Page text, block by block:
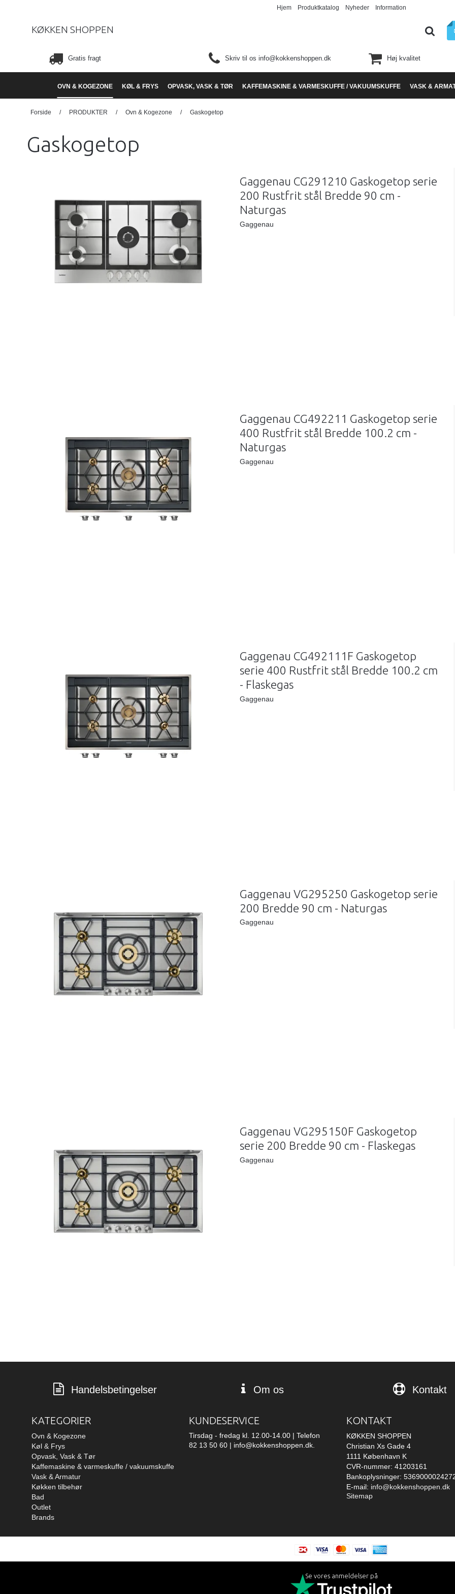
Hjem Produktkatalog Nyheder Information
KØKKEN SHOPPEN
Gratis fragt Skriv til os info@kokkenshoppen.dk Høj kvalitet
OVN & KOGEZONE KØL & FRYS OPVASK, VASK & TØR KAFFEMASKINE & VARMESKUFFE / VAKUUMSKUFFE VASK &
Forside / PRODUKTER / Ovn & Kogezone / Gaskogetop
Gaskogetop
Gaggenau CG291210 Gaskogetop serie
200 Rustfrit stål Bredde 90 cm -
Naturgas
Gaggenau
Gaggenau CG492211 Gaskogetop serie
400 Rustfrit stål Bredde 100.2 cm -
Naturgas
Gaggenau
Gaggenau CG492111F Gaskogetop
serie 400 Rustfrit stål Bredde 100.2 cm
- Flaskegas
Gaggenau
Gaggenau VG295250 Gaskogetop serie
200 Bredde 90 cm - Naturgas
Gaggenau
Gaggenau VG295150F Gaskogetop
serie 200 Bredde 90 cm - Flaskegas
Gaggenau
Handelsbetingelser Om os Kontakt
KATEGORIER
Ovn & Kogezone
Køl & Frys
Opvask, Vask & Tør
Kaffemaskine & varmeskuffe / vakuumskuffe
Vask & Armatur
Køkken tilbehør
Bad
Outlet
Brands
KUNDESERVICE
Tirsdag - fredag kl. 12.00-14.00 | Telefon
82 13 50 60 | info@kokkenshoppen.dk.
KONTAKT
KØKKEN SHOPPEN
Christian Xs Gade 4
1111 København K
CVR-nummer: 41203161
Bankoplysninger:
E-mail: info@kokkenshoppen.dk
Sitemap
Se vores anmeldelser på